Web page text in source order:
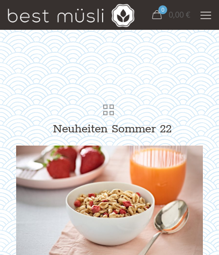
0 0,00 €
Neuheiten Sommer 22